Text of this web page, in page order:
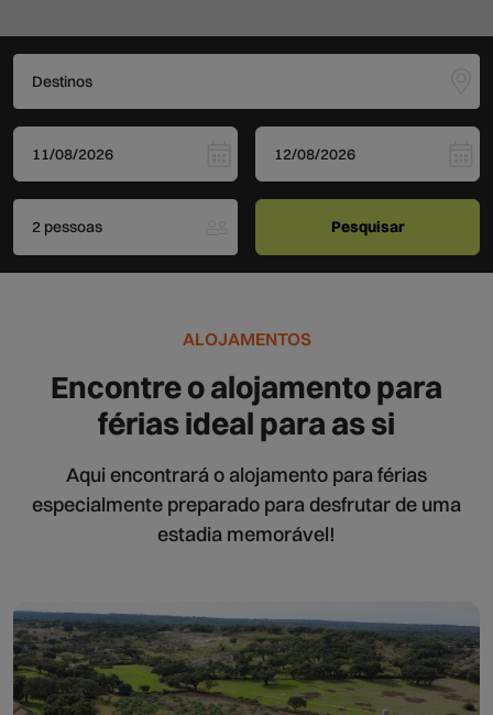
Destinos
2 pessoas
ALOJAMENTOS
Encontre o alojamento para
férias ideal para as si
Aqui encontrará o alojamento para férias
especialmente preparado para desfrutar de uma
estadia memorável!